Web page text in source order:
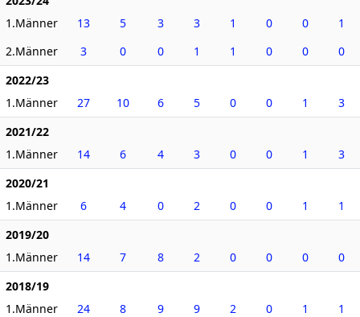
1.Männer
13 5 3 3 1 0 0
1
2.Männer
3 0 0 1 1 0 0
0
2022/23
1.Männer
27 10 6 5 0 0 1
3
2021/22
1.Männer
14 6 4 3 0 0 1
3
2020/21
1.Männer
6 4 0 2 0 0 1
1
2019/20
1.Männer
14 7 8 2 0 0 0
0
2018/19
1.Männer
24 8 9 9 2 0 1
1